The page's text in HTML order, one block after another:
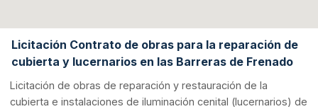
Licitación Contrato de obras para la reparación de
cubierta y lucernarios en las Barreras de Frenado
Licitación de obras de reparación y restauración de la
cubierta e instalaciones de iluminación cenital (lucernarios) de